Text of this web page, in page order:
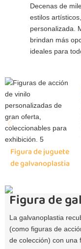
Decenas de
estilos
personalizada.
brindan más
ideales para
Figura de juguete
de galvanoplastia
Figura de
La galvanoplastia
(como figuras de
de colección) con una